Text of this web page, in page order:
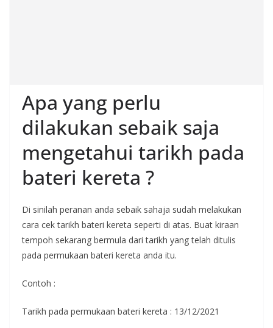
Apa yang perlu
dilakukan sebaik saja
mengetahui tarikh pada
bateri kereta ?
Di sinilah peranan anda sebaik sahaja sudah melakukan
cara cek tarikh bateri kereta seperti di atas. Buat kiraan
tempoh sekarang bermula dari tarikh yang telah ditulis
pada permukaan bateri kereta anda itu.
Contoh :
Tarikh pada permukaan bateri kereta : 13/12/2021